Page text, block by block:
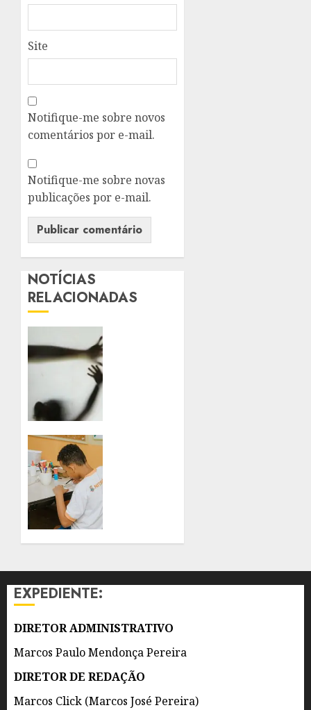
Site
Notifique-me sobre novos
comentários por e-mail.
Notifique-me sobre novas
publicações por e-mail.
NOTÍCIAS
RELACIONADAS
AGOSTO
8 DE
AGOSTO
DE 2026
0
EXPEDIENTE:
DIRETOR ADMINISTRATIVO
Marcos Paulo Mendonça Pereira
DIRETOR DE REDAÇÃO
Marcos Click (Marcos José Pereira)